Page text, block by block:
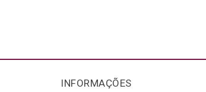
INFORMAÇÕES